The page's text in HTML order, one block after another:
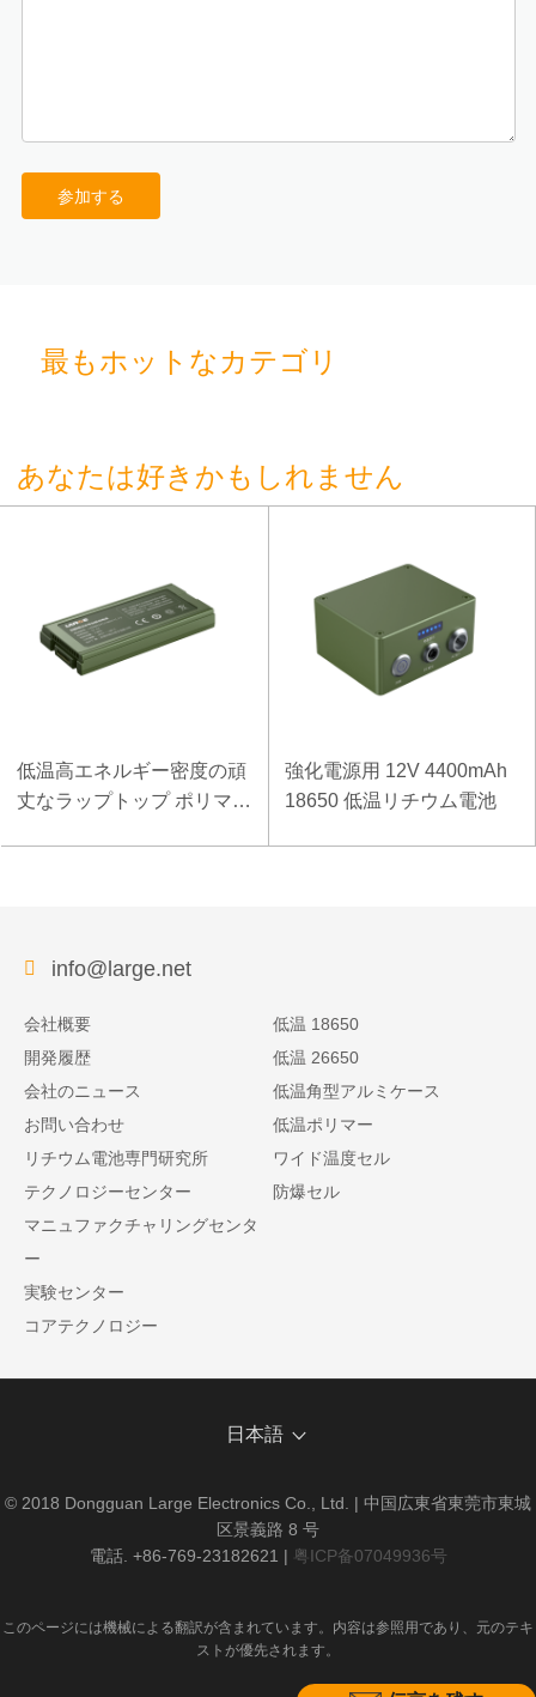
参加する
最もホットなカテゴリ
あなたは好きかもしれません
低温高エネルギー密度の頑
丈なラップトップ ポリマー
強化電源用 12V 4400mAh
18650 低温リチウム電池
info@large.net
会社概要
開発履歴
会社のニュース
お問い合わせ
リチウム電池専門研究所
テクノロジーセンター
マニュファクチャリングセンタ
ー
実験センター
コアテクノロジー
低温 18650
低温 26650
低温角型アルミケース
低温ポリマー
ワイド温度セル
防爆セル
日本語
© 2018 Dongguan Large Electronics Co., Ltd. | 中国広東省東莞市東城
区景義路 8 号
電話. +86-769-23182621 | 粤ICP备07049936号
このページには機械による翻訳が含まれています。内容は参照用であり、元のテキ
ストが優先されます。